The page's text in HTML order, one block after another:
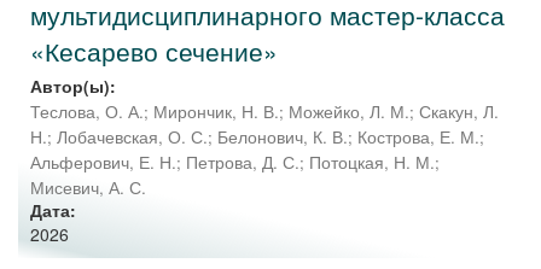
мультидисциплинарного мастер-класса
«Кесарево сечение»
Автор(ы):
Теслова, О. А.; Мирончик, Н. В.; Можейко, Л. М.; Скакун, Л.
Н.; Лобачевская, О. С.; Белонович, К. В.; Кострова, Е. М.;
Альферович, Е. Н.; Петрова, Д. С.; Потоцкая, Н. М.;
Мисевич, А. С.
Дата:
2026